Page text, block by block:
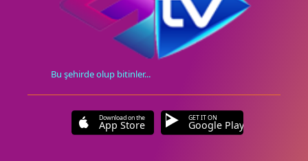
Bu şehirde olup bitinler...
Download on the
App Store
GET IT ON
Google Play